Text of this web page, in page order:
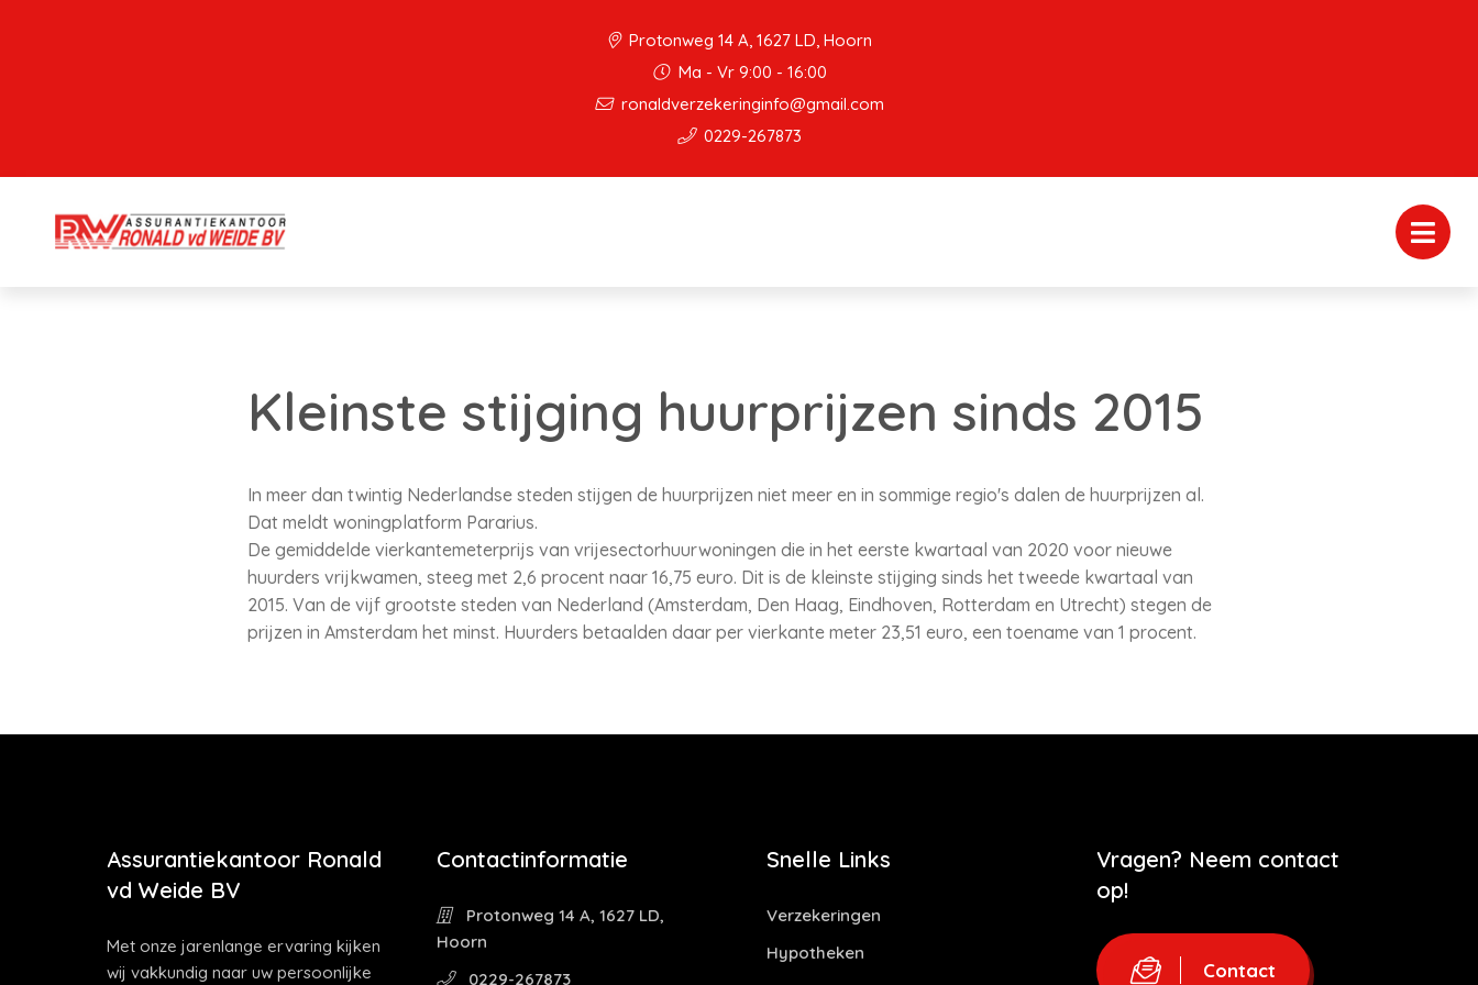
Protonweg 14 A, 1627 LD, Hoorn
Ma - Vr 9:00 - 16:00
ronaldverzekeringinfo@gmail.com
0229-267873
Kleinste stijging huurprijzen sinds 2015
In meer dan twintig Nederlandse steden stijgen de huurprijzen niet meer en in sommige regio's dalen de huurprijzen al.
Dat meldt woningplatform Pararius.
De gemiddelde vierkantemeterprijs van vrijesectorhuurwoningen die in het eerste kwartaal van 2020 voor nieuwe
huurders vrijkwamen, steeg met 2,6 procent naar 16,75 euro. Dit is de kleinste stijging sinds het tweede kwartaal van
2015. Van de vijf grootste steden van Nederland (Amsterdam, Den Haag, Eindhoven, Rotterdam en Utrecht) stegen de
prijzen in Amsterdam het minst. Huurders betaalden daar per vierkante meter 23,51 euro, een toename van 1 procent.
Assurantiekantoor Ronald
vd Weide BV
Met onze jarenlange ervaring kijken
wij vakkundig naar uw persoonlijke
Contactinformatie
Protonweg 14 A, 1627 LD,
Hoorn
0229-267873
Snelle Links
Verzekeringen
Hypotheken
Vragen? Neem contact
op!
Contact